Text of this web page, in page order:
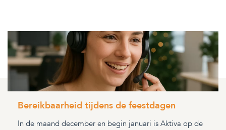
Bereikbaarheid tijdens de feestdagen
In de maand december en begin januari is Aktiva op de